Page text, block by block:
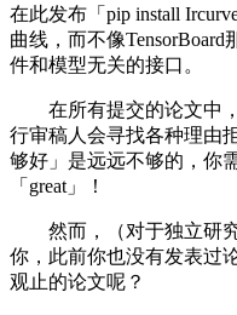
在此发布「pip install
曲线，而不像
件和模型无关的接口。
在所有提交的论文中，
行审稿人会寻找各种理由
够好」是远远不够的，你
「great」！
然而，（对于独立研究
你，此前你也没有发表过
观止的论文呢？